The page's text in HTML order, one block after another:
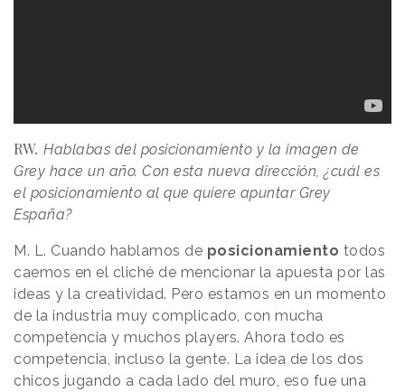
RW. Hablabas del posicionamiento y la imagen de
Grey hace un año. Con esta nueva dirección, ¿cuál es
el posicionamiento al que quiere apuntar Grey
España?
M. L. Cuando hablamos de posicionamiento todos
caemos en el cliché de mencionar la apuesta por las
ideas y la creatividad. Pero estamos en un momento
de la industria muy complicado, con mucha
competencia y muchos players. Ahora todo es
competencia, incluso la gente. La idea de los dos
chicos jugando a cada lado del muro, eso fue una